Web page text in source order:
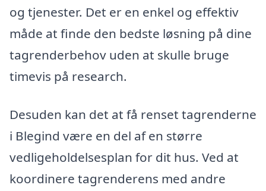
og tjenester. Det er en enkel og effektiv
måde at finde den bedste løsning på dine
tagrenderbehov uden at skulle bruge
timevis på research.
Desuden kan det at få renset tagrenderne
i Blegind være en del af en større
vedligeholdelsesplan for dit hus. Ved at
koordinere tagrenderens med andre